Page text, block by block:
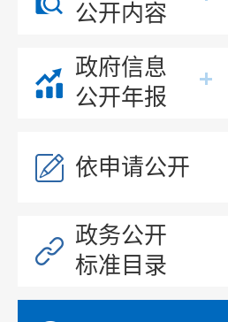
公开内容
政府信息
公开年报
依申请公开
政务公开
标准目录